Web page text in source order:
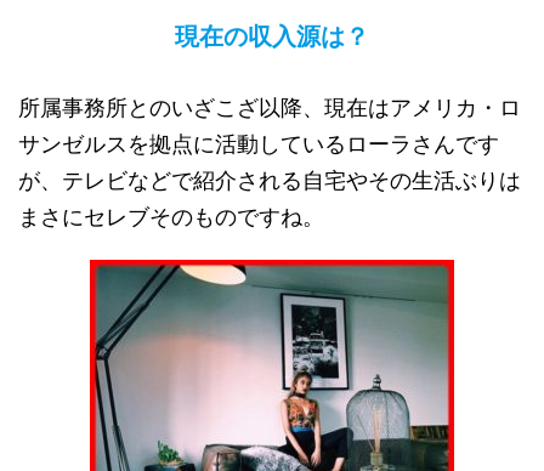
現在の収入源は？
所属事務所とのいざこざ以降、現在はアメリカ・ロ
サンゼルスを拠点に活動しているローラさんです
が、テレビなどで紹介される自宅やその生活ぶりは
まさにセレブそのものですね。